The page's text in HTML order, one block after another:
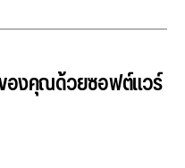
องคุณด้วยซอฟต์แวร์